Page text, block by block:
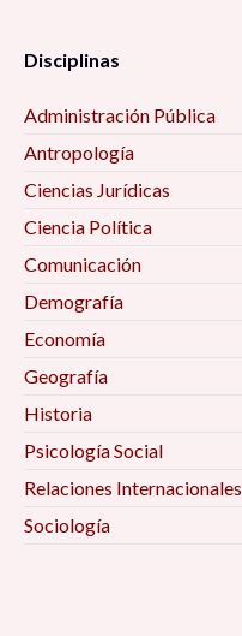
Disciplinas
Administración Pública
Antropología
Ciencias Jurídicas
Ciencia Política
Comunicación
Demografía
Economía
Geografía
Historia
Psicología Social
Relaciones Internacionales
Sociología